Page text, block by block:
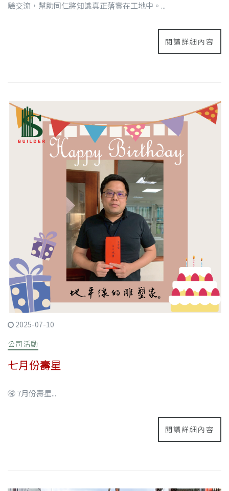
驗交流，幫助同仁將知識真正落實在工地中。...
閱讀詳細內容
2025-07-10
公司活動
七月份壽星
㊗ 7月份壽星...
閱讀詳細內容